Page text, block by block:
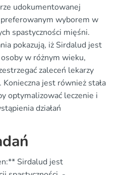
udokumentowanej
wyborem w
spastyczności mięśni.
pokazują, iż Sirdalud jest
w różnym wieku,
zaleceń lekarzy
jest również stała
optymalizować leczenie i
działań
Sirdalud jest